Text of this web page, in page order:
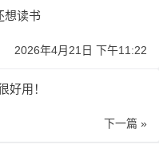
想读书
2026年4月21日 下午11:22
好用！
下一篇 »